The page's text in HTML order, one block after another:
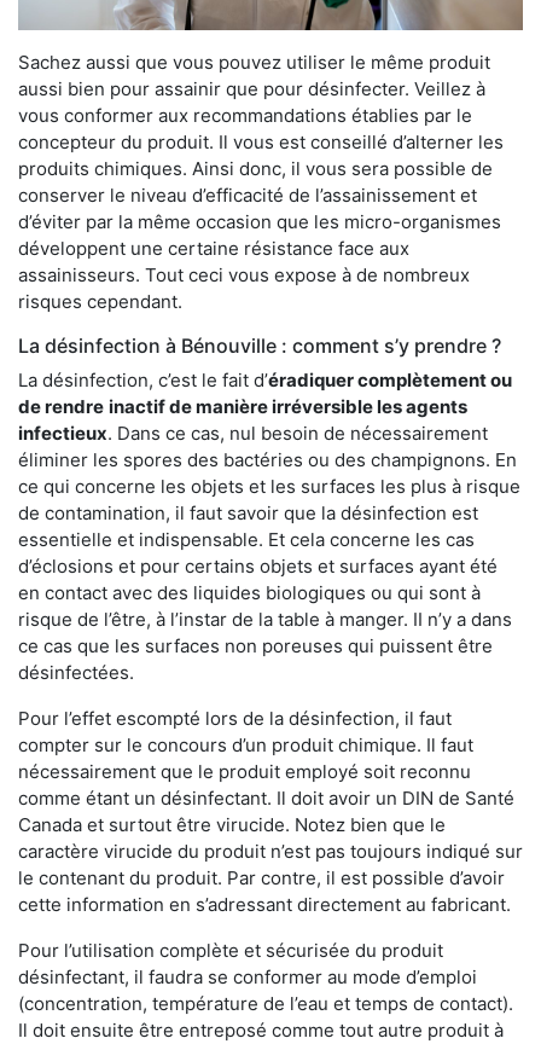
Sachez aussi que vous pouvez utiliser le même produit
aussi bien pour assainir que pour désinfecter. Veillez à
vous conformer aux recommandations établies par le
concepteur du produit. Il vous est conseillé d’alterner les
produits chimiques. Ainsi donc, il vous sera possible de
conserver le niveau d’efficacité de l’assainissement et
d’éviter par la même occasion que les micro-organismes
développent une certaine résistance face aux
assainisseurs. Tout ceci vous expose à de nombreux
risques cependant.
La désinfection à Bénouville : comment s’y prendre ?
La désinfection, c’est le fait d’éradiquer complètement ou
de rendre inactif de manière irréversible les agents
infectieux. Dans ce cas, nul besoin de nécessairement
éliminer les spores des bactéries ou des champignons. En
ce qui concerne les objets et les surfaces les plus à risque
de contamination, il faut savoir que la désinfection est
essentielle et indispensable. Et cela concerne les cas
d’éclosions et pour certains objets et surfaces ayant été
en contact avec des liquides biologiques ou qui sont à
risque de l’être, à l’instar de la table à manger. II n’y a dans
ce cas que les surfaces non poreuses qui puissent être
désinfectées.
Pour l’effet escompté lors de la désinfection, il faut
compter sur le concours d’un produit chimique. Il faut
nécessairement que le produit employé soit reconnu
comme étant un désinfectant. Il doit avoir un DIN de Santé
Canada et surtout être virucide. Notez bien que le
caractère virucide du produit n’est pas toujours indiqué sur
le contenant du produit. Par contre, il est possible d’avoir
cette information en s’adressant directement au fabricant.
Pour l’utilisation complète et sécurisée du produit
désinfectant, il faudra se conformer au mode d’emploi
(concentration, température de l’eau et temps de contact).
Il doit ensuite être entreposé comme tout autre produit à